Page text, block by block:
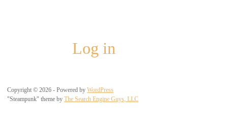
Log in
Copyright © 2026 - Powered by WordPress
"Steampunk" theme by The Search Engine Guys, LLC